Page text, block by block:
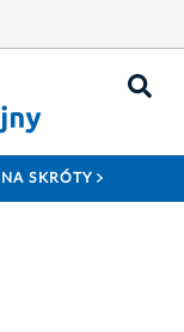
NA SKRÓTY